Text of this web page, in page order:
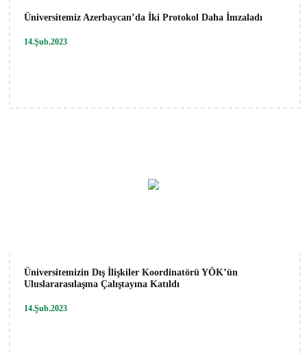
Üniversitemiz Azerbaycan’da İki Protokol Daha İmzaladı
14.Şub.2023
Üniversitemizin Dış İlişkiler Koordinatörü YÖK’ün
Uluslararasılaşma Çalıştayına Katıldı
14.Şub.2023